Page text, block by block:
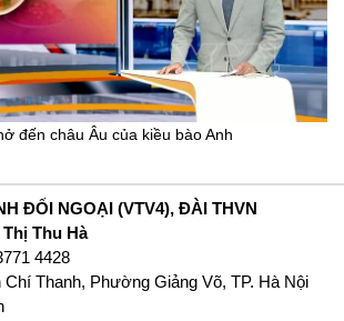
đến châu Âu của kiều bào Anh
ĐỐI NGOẠI (VTV4), ĐÀI THVN
Thị Thu Hà
4428
Thanh, Phường Giảng Võ, TP. Hà Nội